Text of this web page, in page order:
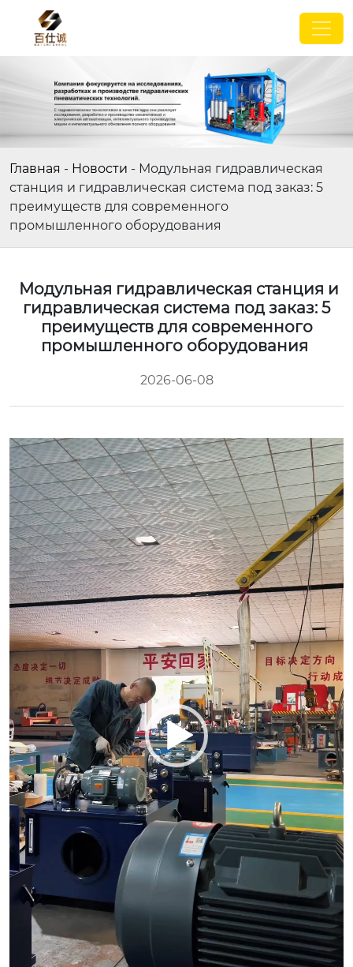
Главная - Новости - Модульная гидравлическая
станция и гидравлическая система под заказ: 5
преимуществ для современного
промышленного оборудования
Модульная гидравлическая станция и
гидравлическая система под заказ: 5
преимуществ для современного
промышленного оборудования
2026-06-08
Video
Player